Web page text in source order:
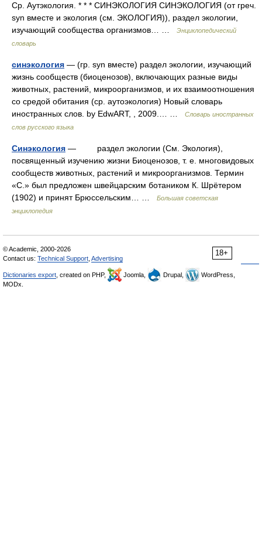
Ср. Аутэкология. * * * СИНЭКОЛОГИЯ СИНЭКОЛОГИЯ (от греч.
syn вместе и экология (см. ЭКОЛОГИЯ)), раздел экологии,
изучающий сообщества организмов… …
Энциклопедический
словарь
синэкология — (гр. syn вместе) раздел экологии, изучающий
жизнь сообществ (биоценозов), включающих разные виды
животных, растений, микроорганизмов, и их взаимоотношения
со средой обитания (ср. аутоэкология) Новый словарь
иностранных слов. by EdwART, , 2009.… …
Словарь иностранных
слов русского языка
Синэкология — раздел экологии (См. Экология),
посвященный изучению жизни Биоценозов, т. е. многовидовых
сообществ животных, растений и микроорганизмов. Термин
«С.» был предложен швейцарским ботаником К. Шрётером
(1902) и принят Брюссельским… …
Большая советская
энциклопедия
18+
© Academic, 2000-2026
Contact us: Technical Support Advertising
Dictionaries export , created on PHP, Joomla, Drupal,
WordPress,
MODx.